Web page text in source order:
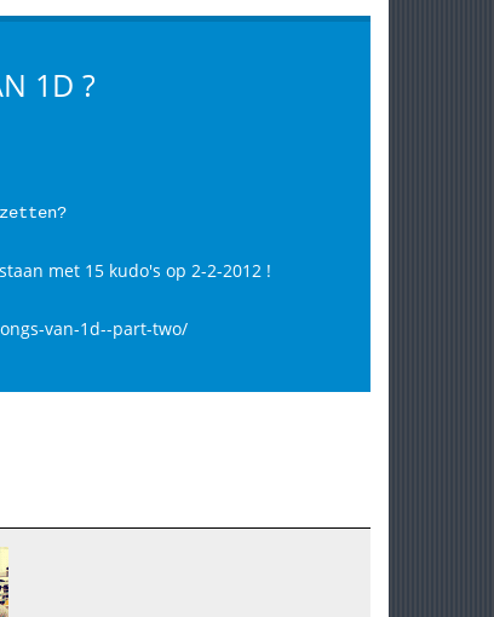
1D ?
met 15 kudo's op 2-2-2012 !
van-1d--part-two/